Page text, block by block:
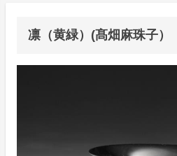
凛（黄緑）(髙畑麻珠子）